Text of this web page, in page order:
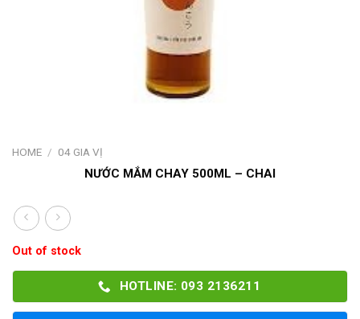
HOME / 04 GIA VỊ
NƯỚC MẮM CHAY 500ML – CHAI
Out of stock
HOTLINE: 093 2136211